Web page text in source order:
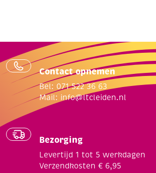
Contact opnemen
Bel: 071 522 36 63
Mail: info@ltcleiden.nl
Bezorging
Levertijd 1 tot 5 werkdagen
Verzendkosten € 6,95